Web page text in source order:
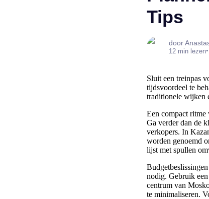
Tips
door
12 min lezen•
Sluit een treinpas
tijdsvoordeel te
traditionele wijken
Een compact ritme
Ga verder dan de
verkopers. In
worden genoemd
lijst met spullen
nodig. Gebruik
centrum van
te minimaliseren.